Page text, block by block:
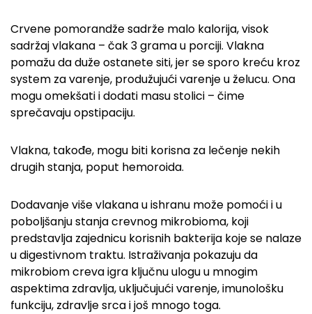
Crvene pomorandže sadrže malo kalorija, visok
sadržaj vlakana – čak 3 grama u porciji. Vlakna
pomažu da duže ostanete siti, jer se sporo kreću kroz
system za varenje, produžujući varenje u želucu. Ona
mogu omekšati i dodati masu stolici – čime
sprečavaju opstipaciju.
Vlakna, takođe, mogu biti korisna za lečenje nekih
drugih stanja, poput hemoroida.
Dodavanje više vlakana u ishranu može pomoći i u
poboljšanju stanja crevnog mikrobioma, koji
predstavlja zajednicu korisnih bakterija koje se nalaze
u digestivnom traktu. Istraživanja pokazuju da
mikrobiom creva igra ključnu ulogu u mnogim
aspektima zdravlja, uključujući varenje, imunološku
funkciju, zdravlje srca i još mnogo toga.